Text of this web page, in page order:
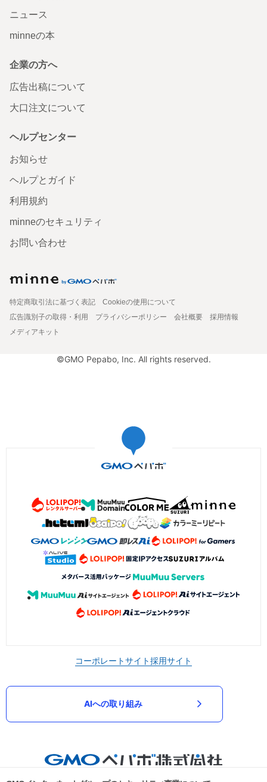
ニュース
minneの本
企業の方へ
広告出稿について
大口注文について
ヘルプセンター
お知らせ
ヘルプとガイド
利用規約
minneのセキュリティ
お問い合わせ
特定商取引法に基づく表記
Cookieの使用について
広告識別子の取得・利用
プライバシーポリシー 会社概要
採用情報
メディアキット
©GMO Pepabo, Inc. All rights reserved.
コーポレートサイト採用サイト
AIへの取り組み